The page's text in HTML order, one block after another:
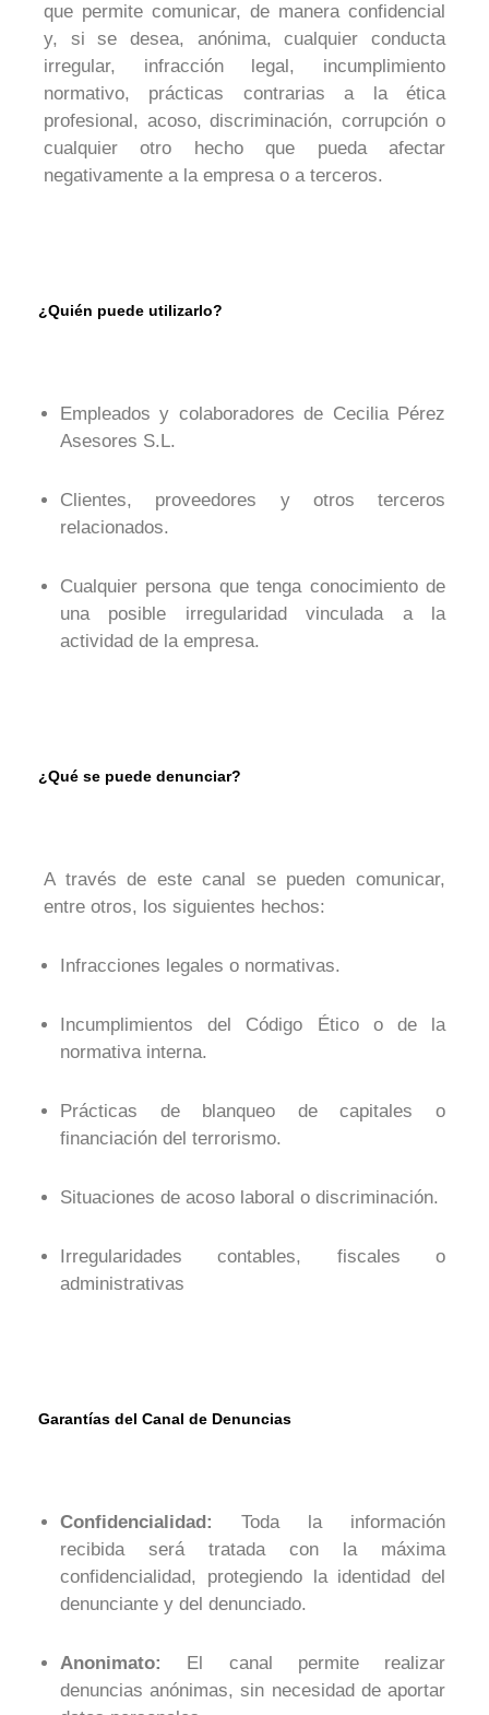
que permite comunicar, de manera confidencial
y, si se desea, anónima, cualquier conducta
irregular, infracción legal, incumplimiento
normativo, prácticas contrarias a la ética
profesional, acoso, discriminación, corrupción o
cualquier otro hecho que pueda afectar
negativamente a la empresa o a terceros​.
¿Quién puede utilizarlo?
Empleados y colaboradores de Cecilia Pérez
Asesores S.L.
Clientes, proveedores y otros terceros
relacionados.
Cualquier persona que tenga conocimiento de
una posible irregularidad vinculada a la
actividad de la empresa.
¿Qué se puede denunciar?
A través de este canal se pueden comunicar,
entre otros, los siguientes hechos:
Infracciones legales o normativas.
Incumplimientos del Código Ético o de la
normativa interna.
Prácticas de blanqueo de capitales o
financiación del terrorismo.
Situaciones de acoso laboral o discriminación.
Irregularidades contables, fiscales o
administrativas
Garantías del Canal de Denuncias
Confidencialidad:
Toda la información
recibida será tratada con la máxima
confidencialidad, protegiendo la identidad del
denunciante y del denunciado.
Anonimato:
El canal permite realizar
denuncias anónimas, sin necesidad de aportar